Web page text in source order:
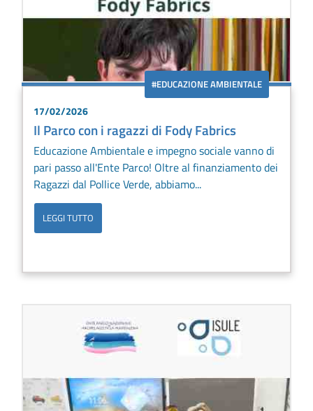
#EDUCAZIONE AMBIENTALE
17/02/2026
Il Parco con i ragazzi di Fody Fabrics
Educazione Ambientale e impegno sociale vanno di
pari passo all'Ente Parco! Oltre al finanziamento dei
Ragazzi dal Pollice Verde, abbiamo...
LEGGI TUTTO